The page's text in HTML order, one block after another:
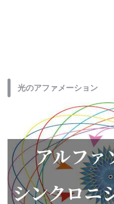
光のアファメーション